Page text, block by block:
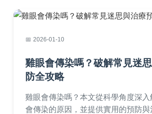
2026-01-10
雞眼會傳染嗎？破解常見迷
防全攻略
雞眼會傳染嗎？本文從科學角度深入
會傳染的原因，並提供實用的預防與